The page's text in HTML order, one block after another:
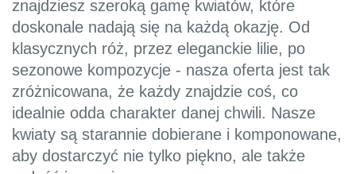
znajdziesz szeroką gamę kwiatów, które
doskonale nadają się na każdą okazję. Od
klasycznych róż, przez eleganckie lilie, po
sezonowe kompozycje - nasza oferta jest tak
zróżnicowana, że każdy znajdzie coś, co
idealnie odda charakter danej chwili. Nasze
kwiaty są starannie dobierane i komponowane,
aby dostarczyć nie tylko piękno, ale także